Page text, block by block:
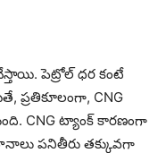
పెట్రోల్ ధర కంటే
ప్రతికూలంగా, CNG
CNG ట్యాంక్ కారణంగా
పనితీరు త‌క్కువ‌గా